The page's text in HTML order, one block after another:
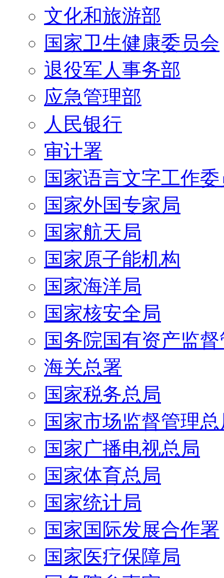
文化和旅游部
国家卫生健康委员会
退役军人事务部
应急管理部
人民银行
审计署
国家语言文字工作
国家外国专家局
国家航天局
国家原子能机构
国家海洋局
国家核安全局
国务院国有资产监
海关总署
国家税务总局
国家市场监督管理
国家广播电视总局
国家体育总局
国家统计局
国家国际发展合作署
国家医疗保障局